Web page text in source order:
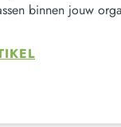
binnen jouw